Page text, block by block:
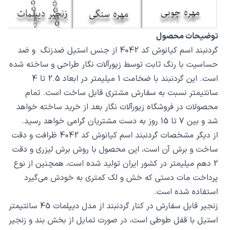
توضیحات محصول
گردنبند اسم کیانوش کد 4042 از جنس استیل ضدزنگ و ضد
حساسیت با رنگ ثابت توسط زیورآلات نگار طراحی و ساخته شده
است. این گردنبند با ضخامت 1 میلیمتر در ابعاد 2.5 تا 4
سانتیمتر نسبت به سفارش مشتری قابل ساخت است. تمام
محصولات در فروشگاه زیورآلات نگار بعد از خرید ساخته خواهد
شد و بین 7 تا 15 روز به دست مشتریان گرامی خواهد رسید.
از دیگر مشخصات گردنبند اسم کیانوش کد 4042 ظرافت و دقت
ساخت و برش آن است، این محصول با روش برش لیزری و دقت
2 دهم میلیمتر در کشور ایران تولید شده است، همچنین از نوع
پرداخت مات دستی که خش و لک کمتری به خودش می‌گیرد
استفاده شده است.
زنجیر قابل سفارش در کنار گردنبند از مدل دیپلمات 45 سانتیمتر
استیل با قفل طوطی است، در صورت تمایل از بخش بند و زنجیر